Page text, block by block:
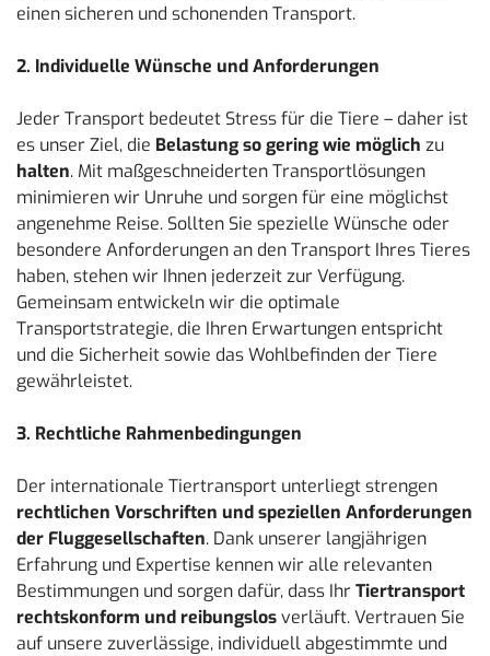
einen sicheren und schonenden Transport.
2. Individuelle Wünsche und Anforderungen
Jeder Transport bedeutet Stress für die Tiere – daher ist
es unser Ziel, die Belastung so gering wie möglich zu
halten. Mit maßgeschneiderten Transportlösungen
minimieren wir Unruhe und sorgen für eine möglichst
angenehme Reise. Sollten Sie spezielle Wünsche oder
besondere Anforderungen an den Transport Ihres Tieres
haben, stehen wir Ihnen jederzeit zur Verfügung.
Gemeinsam entwickeln wir die optimale
Transportstrategie, die Ihren Erwartungen entspricht
und die Sicherheit sowie das Wohlbefinden der Tiere
gewährleistet.
3. Rechtliche Rahmenbedingungen
Der internationale Tiertransport unterliegt strengen
rechtlichen Vorschriften und speziellen Anforderungen
der Fluggesellschaften. Dank unserer langjährigen
Erfahrung und Expertise kennen wir alle relevanten
Bestimmungen und sorgen dafür, dass IhrTiertransport
rechtskonform und reibungslosverläuft. Vertrauen Sie
auf unsere zuverlässige, individuell abgestimmte und